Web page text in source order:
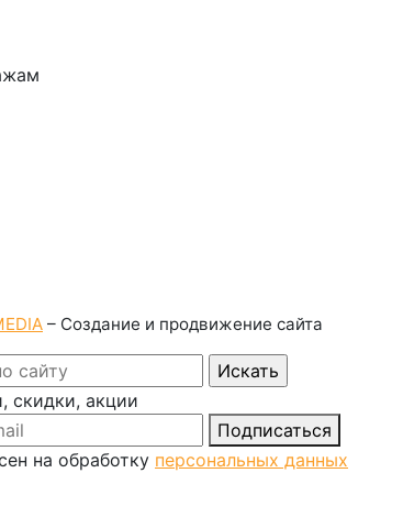
– Создание и продвижение сайта
скидки, акции
Подписаться
на обработку персональных данных